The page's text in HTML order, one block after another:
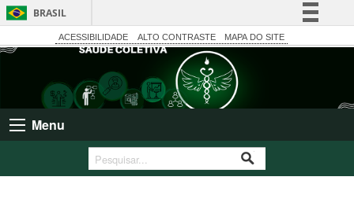
BRASIL
Simplifique!
Comunica BR
Participe
Acesso à informação
Canais
ACESSIBILIDADE ALTO CONTRASTE MAPA DO SITE
Menu